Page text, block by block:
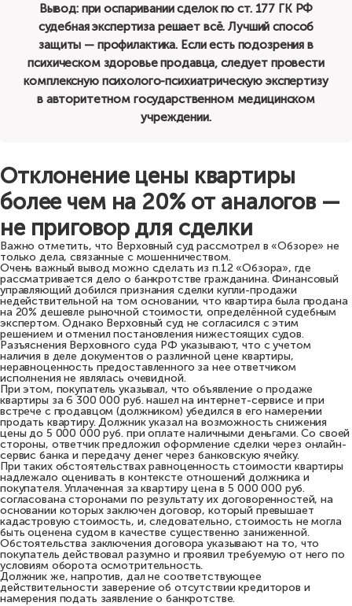
Вывод: при оспаривании сделок по ст. 177 ГК РФ
судебная экспертиза решает всё. Лучший способ
защиты — профилактика. Если есть подозрения в
психическом здоровье продавца, следует провести
комплексную психолого-психиатрическую экспертизу
в авторитетном государственном медицинском
учреждении.
Отклонение цены квартиры
более чем на 20% от аналогов —
не приговор для сделки
Важно отметить, что Верховный суд рассмотрел в «Обзоре» не
только дела, связанные с мошенничеством.
Очень важный вывод можно сделать из п.12 «Обзора», где
рассматривается дело о банкротстве гражданина. Финансовый
управляющий добился признания сделки купли-продажи
недействительной на том основании, что квартира была продана
на 20% дешевле рыночной стоимости, определённой судебным
экспертом. Однако Верховный суд не согласился с этим
решением и отменил постановления нижестоящих судов.
Разъяснения Верховного суда РФ указывают, что с учетом
наличия в деле документов о различной цене квартиры,
неравноценность предоставленного за нее ответчиком
исполнения не являлась очевидной.
При этом, покупатель указывал, что объявление о продаже
квартиры за 6 300 000 руб. нашел на интернет-сервисе и при
встрече с продавцом (должником) убедился в его намерении
продать квартиру. Должник указал на возможность снижения
цены до 5 000 000 руб. при оплате наличными деньгами. Со своей
стороны, ответчик предложил оформление сделки через онлайн-
сервис банка и передачу денег через банковскую ячейку.
При таких обстоятельствах равноценность стоимости квартиры
надлежало оценивать в контексте отношений должника и
покупателя. Уплаченная за квартиру цена в 5 000 000 руб.
согласована сторонами по результату их договоренностей, на
основании которых заключен договор, который превышает
кадастровую стоимость, и, следовательно, стоимость не могла
быть оценена судом в качестве существенно заниженной.
Обстоятельства заключения договора указывают на то, что
покупатель действовал разумно и проявил требуемую от него по
условиям оборота осмотрительность.
Должник же, напротив, дал не соответствующее
действительности заверение об отсутствии кредиторов и
намерения подать заявление о банкротстве.